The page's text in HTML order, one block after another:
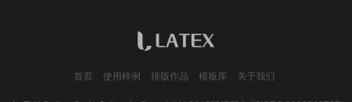
首页 使用样例 排版作品 模板库 关于我们